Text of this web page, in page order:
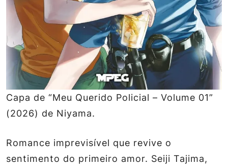
Capa de “Meu Querido Policial – Volume 01”
(2026) de Niyama.
Romance imprevisível que revive o
sentimento do primeiro amor. Seiji Tajima,